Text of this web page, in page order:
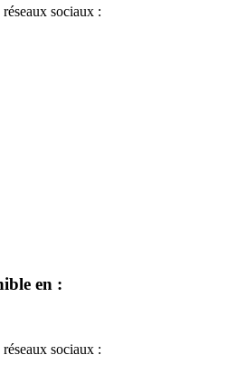
sociaux :
en :
sociaux :